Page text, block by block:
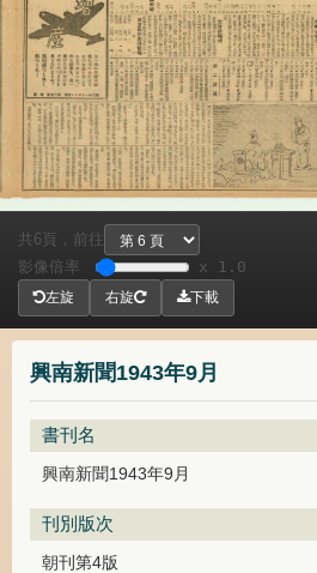
興南新聞1943年9月
書刊名
興南新聞1943年9月
刊別版次
朝刊第4版
共 6頁，
前往
影像倍率
x 1.0
左旋 右旋 下載